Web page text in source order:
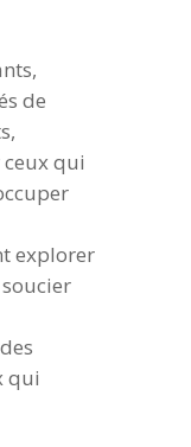
de
qui
explorer
qui